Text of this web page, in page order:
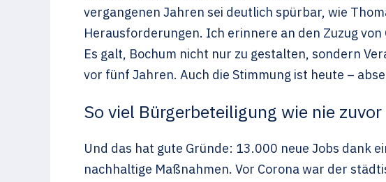
vergangenen Jahren sei deutlich spürbar, wie
Herausforderungen. Ich erinnere an den Zuzug
Es galt, Bochum nicht nur zu gestalten, sondern
vor fünf Jahren. Auch die Stimmung ist heute –
So viel Bürgerbeteiligung wie nie zuvor
Und das hat gute Gründe: 13.000 neue Jobs dank
nachhaltige Maßnahmen. Vor Corona war der